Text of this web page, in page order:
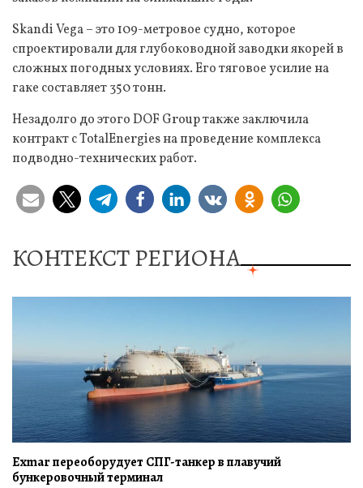
Skandi Vega – это 109-метровое судно, которое
спроектировали для глубоководной заводки якорей в
сложных погодных условиях. Его тяговое усилие на
гаке составляет 350 тонн.
Незадолго до этого DOF Group также заключила
контракт с TotalEnergies на проведение комплекса
подводно-технических работ.
КОНТЕКСТ РЕГИОНА
Exmar переоборудует СПГ-танкер в плавучий
бункеровочный терминал